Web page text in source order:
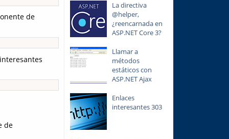
de
de
La directiva
@helper,
¿reencarnada en
ASP.NET Core 3?
Llamar a
métodos
estáticos con
ASP.NET Ajax
Enlaces
interesantes 303